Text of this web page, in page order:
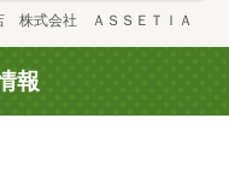
株式会社 ＡＳＳＥＴＩＡ
報